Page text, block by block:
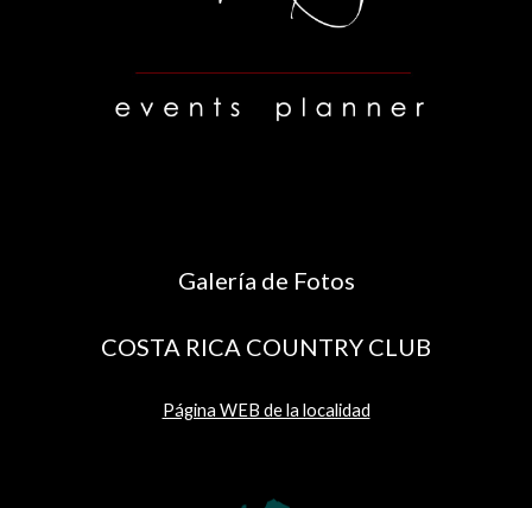
Galería de Fotos
COSTA RICA COUNTRY CLUB
Página WEB de la localidad